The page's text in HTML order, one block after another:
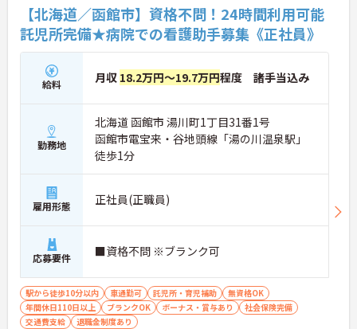
【北海道／函館市】資格不問！24時間利用可能
託児所完備★病院での看護助手募集《正社員》
給料 月収 18.2万円～19.7万円程度 諸手当込み
勤務地
北海道 函館市 湯川町1丁目31番1号
函館市電宝来・谷地頭線「湯の川温泉駅」
徒歩1分
雇用形態 正社員(正職員)
応募要件 ■資格不問 ※ブランク可
駅から徒歩10分以内 車通勤可 託児所・育児補助
無資格OK
年間休日110日以上
ブランクOK ボーナス・賞与あり
社会保険完備
交通費支給
退職金制度あり